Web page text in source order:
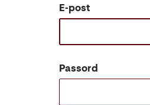
E-post
Passord